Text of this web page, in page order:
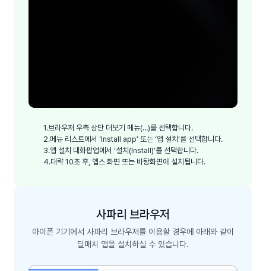
1.브라우저 우측 상단 더보기 메뉴(...)를 선택합니다.
2.메뉴 리스트에서 ‘Install app’ 또는 ‘앱 설치’를 선택합니다.
3.앱 설치 대화팝업에서 ‘설치(Install)’를 선택합니다.
4.대략 10초 후, 앱스 화면 또는 바탕화면에 설치됩니다.
사파리 브라우저
아이폰 기기에서 사파리 브라우저를 이용할 경우에 아래와 같이
딜매치 앱을 설치하실 수 있습니다.